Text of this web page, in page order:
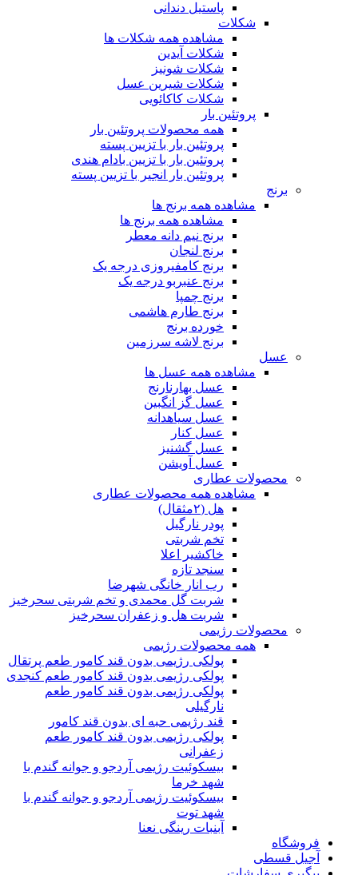
پاستیل دندانی
شکلات
مشاهده همه شکلات ها
شکلات آیدین
شکلات شونیز
شکلات شیرین عسل
شکلات کاکائویی
پروتئین بار
همه محصولات پروتئین بار
پروتئین بار با تزیین پسته
پروتئین بار با تزیین بادام هندی
پروتئین بار انجیر با تزیین پسته
برنج
مشاهده همه برنج ها
مشاهده همه برنج ها
برنج نیم دانه معطر
برنج لنجان
برنج کامفیروزی درجه یک
برنج عنبربو درجه یک
برنج چمپا
برنج طارم هاشمی
خورده برنج
برنج لاشه سرزمین
عسل
مشاهده همه عسل ها
عسل بهارنارنج
عسل گز انگبین
عسل سیاهدانه
عسل کنار
عسل گشنیز
عسل آویشن
محصولات عطاری
مشاهده همه محصولات عطاری
هل (۲مثقال)
پودر نارگیل
تخم شربتی
خاکشیر اعلا
سنجد تازه
رب انار خانگی شهرضا
شربت گل محمدی و تخم شربتی سحرخیز
شربت هل و زعفران سحرخیز
محصولات رژیمی
همه محصولات رژیمی
پولکی رژیمی بدون قند کامور طعم پرتقال
پولکی رژیمی بدون قند کامور طعم کنجدی
پولکی رژیمی بدون قند کامور طعم
نارگیلی
قند رژیمی حبه ای بدون قند کامور
پولکی رژیمی بدون قند کامور طعم
زعفرانی
بيسکوئيت رژیمی آردجو و جوانه گندم با
شهد خرما
بيسکوئيت رژیمی آردجو و جوانه گندم با
شهد توت
آبنبات رینگی نعنا
فروشگاه
آجیل قسطی